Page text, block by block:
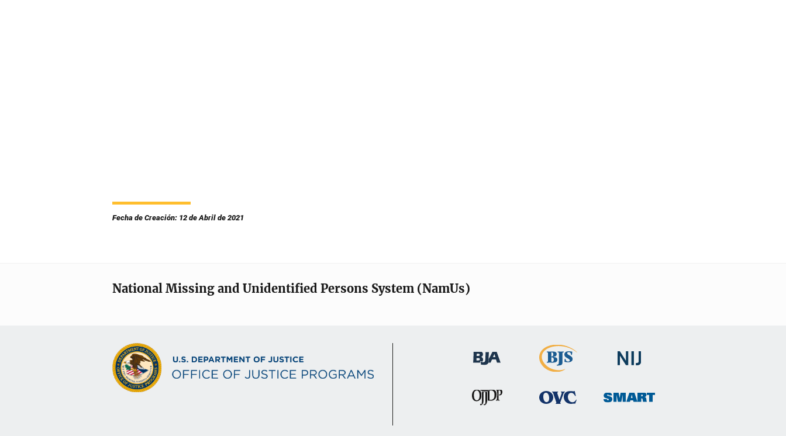
Fecha de Creación: 12 de Abril de 2021
National Missing and Unidentified Persons System (NamUs)